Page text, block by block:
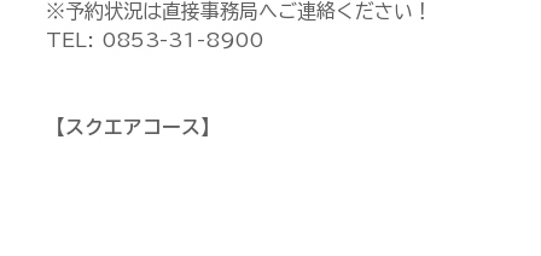
※予約状況は直接事務局へご連絡ください！
TEL: 0853-31-8900
【スクエアコース】